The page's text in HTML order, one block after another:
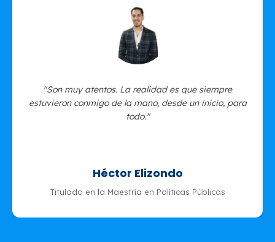
"Son muy atentos. La realidad es que siempre
estuvieron conmigo de la mano, desde un inicio, para
todo."
Héctor Elizondo
Titulado en la Maestría en Políticas Públicas